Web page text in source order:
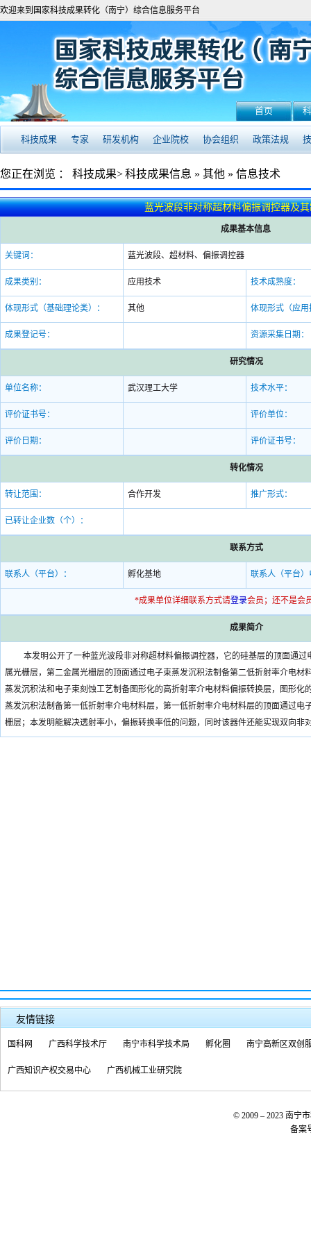
欢迎来到国家科技成果转化（南宁）综合信息服务平台
首页
科技成果 专家 研发机构 企业院校 协会组织 政策法规
您正在浏览 ： 科技成果>科技成果信息 » 其他 » 信息技术
蓝光波段非对称超材料偏振调控器及
成果基本信息
关键词： 蓝光波段、超材料、偏振调控器
成果类别： 应用技术 技术成熟度：
体现形式（基础理论类）： 其他 体现形式（应
成果登记号： 资源采集日期：
研究情况
单位名称： 武汉理工大学 技术水平：
评价证书号： 评价单位：
评价日期： 评价证书号：
转化情况
转让范围： 合作开发 推广形式：
已转让企业数（个）：
联系方式
联系人（平台）： 孵化基地 联系人（平台）
*成果单位详细联系方式请登录会员；还不是会
成果简介
本发明公开了一种蓝光波段非对称超材料偏振调控器，它的硅基层的顶面通
属光栅层，第二金属光栅层的顶面通过电子束蒸发沉积法制备第二低折射率介电材
蒸发沉积法和电子束刻蚀工艺制备图形化的高折射率介电材料偏振转换层，图形化
蒸发沉积法制备第一低折射率介电材料层，第一低折射率介电材料层的顶面通过电
栅层；本发明能解决透射率小，偏振转换率低的问题，同时该器件还能实现双向非
友情链接
国科网 广西科学技术厅 南宁市科学技术局 孵化圈 南宁高新区双创
广西知识产权交易中心 广西机械工业研究院
© 2009 – 2023 南宁
备案